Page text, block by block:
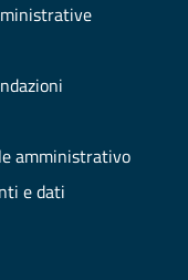
amministrativo
e dati